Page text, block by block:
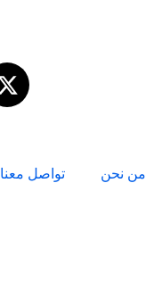
X
-
t
t
تواصل معنا من نحن